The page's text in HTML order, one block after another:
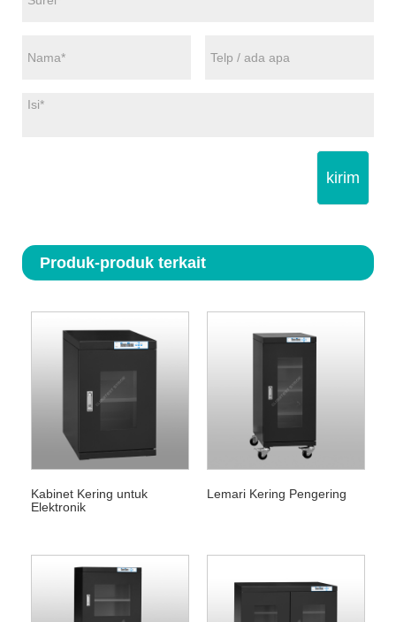
kirim
Produk-produk terkait
Kabinet Kering untuk
Elektronik
Lemari Kering Pengering